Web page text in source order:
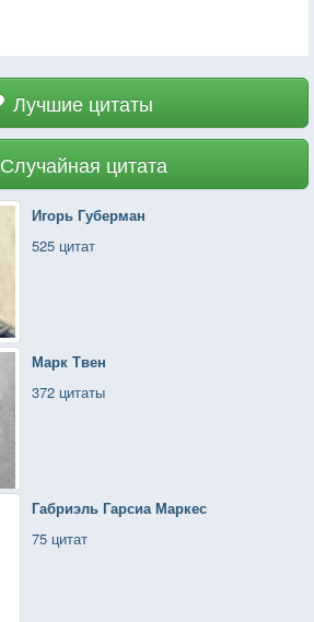
Лучшие цитаты
Случайная цитата
Игорь Губерман
525 цитат
Марк Твен
372 цитаты
Габриэль Гарсиа Маркес
75 цитат